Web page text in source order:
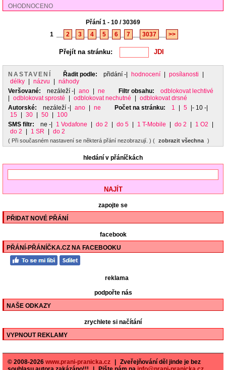
OHODNOCENO
Přání 1 - 10 / 30369
1
2 3 4 5 6 7 3037 >>
Přejít na stránku:
NASTAVENÍ Řadit podle: přidání -| hodnocení posílanosti
délky
názvu
náhody
Veršované:
nezáleží -| ano ne Filtr obsahu:
odblokovat lechtivé
odblokovat sprosté odblokovat nechutné
odblokovat drsné
Autorské:
nezáleží -| ano ne Počet na stránku: 1 5
|- 10 -|
15
30 50
100
SMS filtr:
ne -| 1 Vodafone do 2 do 5 1 T-Mobile do 2 1 O2
do 2
1 SR do 2
( Při současném nastavení se některá přání nezobrazují. ) ( zobrazit všechna )
hledání v přáníčkách
zapojte se
PŘIDAT NOVÉ PŘÁNÍ
facebook
PŘÁNÍ-PŘÁNÍČKA.CZ NA FACEBOOKU
reklama
podpořte nás
NAŠE ODKAZY
zrychlete si načítání
VYPNOUT REKLAMY
© 2008-2026 www.prani-pranicka.cz
Zveřejňování děl jinde je bez